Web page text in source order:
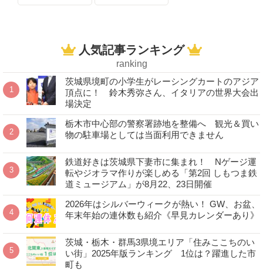
人気記事ランキング
ranking
茨城県境町の小学生がレーシングカートのアジア
頂点に！ 鈴木秀弥さん、イタリアの世界大会出
場決定
栃木市中心部の警察署跡地を整備へ 観光＆買い
物の駐車場としては当面利用できません
鉄道好きは茨城県下妻市に集まれ！ Nゲージ運
転やジオラマ作りが楽しめる「第2回 しもつま鉄
道ミュージアム」が8月22、23日開催
2026年はシルバーウィークが熱い！ GW、お盆、
年末年始の連休数も紹介《早見カレンダーあり》
茨城・栃木・群馬3県境エリア「住みここちのい
い街」2025年版ランキング 1位は？躍進した市
町も